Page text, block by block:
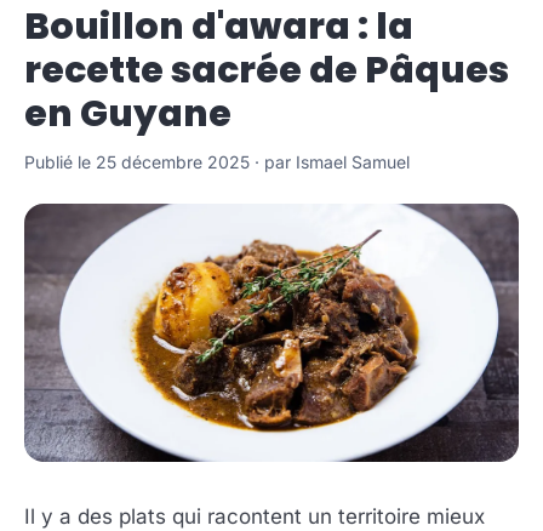
Bouillon d'awara : la
recette sacrée de Pâques
en Guyane
Publié le 25 décembre 2025 · par Ismael Samuel
Il y a des plats qui racontent un territoire mieux